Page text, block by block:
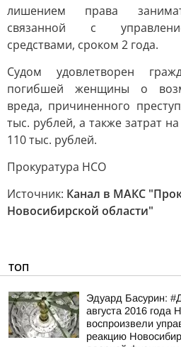
лишением права
связанной с
средствами, сроком 2 года.
Судом удовлетворен
погибшей женщины о
вреда, причиненного
тыс. рублей, а также затрат
110 тыс. рублей.
Прокуратура НСО
Источник: Канал в МАКС
Новосибирской области"
ТОП
Эдуард Басурин:
августа 2016 года
воспроизвели
реакцию